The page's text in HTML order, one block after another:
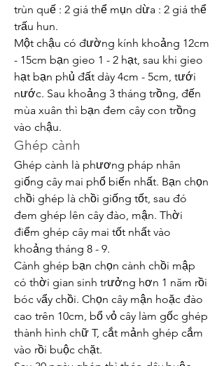
trùn quế : 2 giá thể mụn dừa : 2 giá thể
trấu hun.
Một chậu có đường kính khoảng 12cm
- 15cm bạn gieo 1 - 2 hạt, sau khi gieo
hạt bạn phủ đất dày 4cm - 5cm, tưới
nước. Sau khoảng 3 tháng trồng, đến
mùa xuân thì bạn đem cây con trồng
vào chậu.
Ghép cành
Ghép cành là phương pháp nhân
giống cây mai phổ biến nhất. Bạn chọn
chồi ghép là chồi giống tốt, sau đó
đem ghép lên cây đào, mận. Thời
điểm ghép cây mai tốt nhất vào
khoảng tháng 8 - 9.
Cành ghép bạn chọn cành chồi mập
có thời gian sinh trưởng hơn 1 năm rồi
bóc vẩy chồi. Chọn cây mận hoặc đào
cao trên 10cm, bổ vỏ cây làm gốc ghép
thành hình chữ T, cắt mảnh ghép cắm
vào rồi buộc chặt.